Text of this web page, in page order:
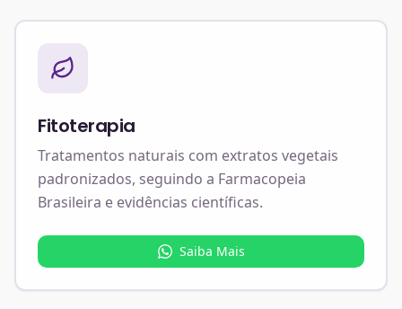
Fitoterapia
Tratamentos naturais com extratos vegetais
padronizados, seguindo a Farmacopeia
Brasileira e evidências científicas.
Saiba Mais